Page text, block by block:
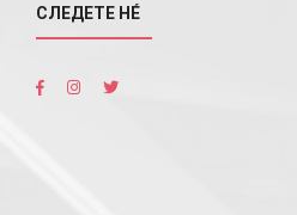
СЛЕДЕТЕ НÉ